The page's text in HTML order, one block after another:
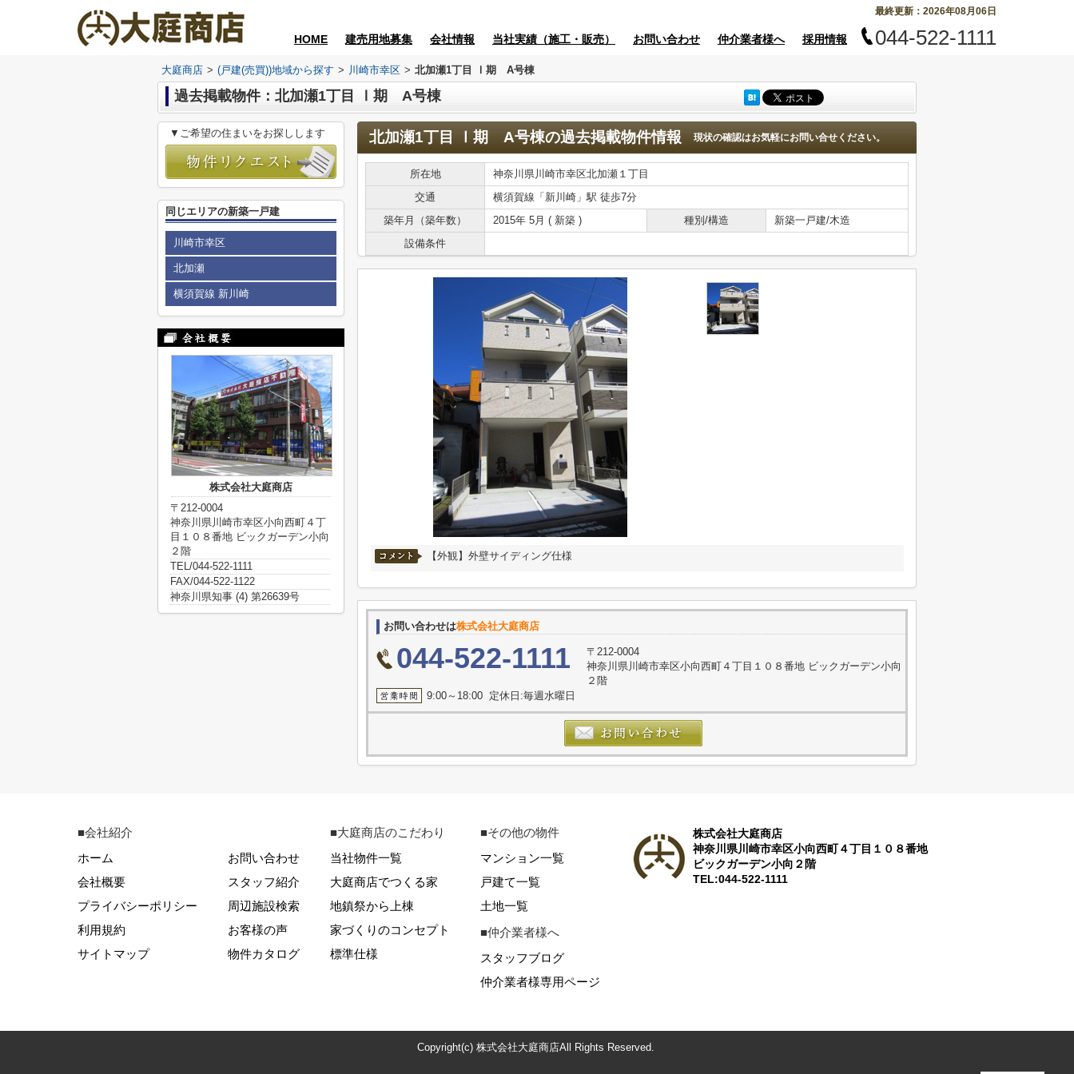
最終更新：2026年08月06日
HOME 建売用地募集 会社情報 当社実績（施工・販売） お問い合わせ 仲介業者様へ 採用情報 044-522-1111
大庭商店 > (戸建(売買))地域から探す > 川崎市幸区 > 北加瀬1丁目 Ⅰ期 A号棟
過去掲載物件：北加瀬1丁目 Ⅰ期 A号棟
北加瀬1丁目 Ⅰ期 A号棟の過去掲載物件情報 現状の確認はお気軽にお問い合せください。
所在地
神奈川県川崎市幸区北加瀬１丁目
交通
横須賀線「新川崎」駅 徒歩7分
築年月（築年数）
2015年 5月 ( 新築 ) 種別/構造
新築一戸建/木造
設備条件
【外観】外壁サイディング仕様
お問い合わせは株式会社大庭商店
044-522-1111
〒212-0004
神奈川県川崎市幸区小向西町４丁目１０８番地 ビックガーデン小向
２階
9:00～18:00 定休日:毎週水曜日
▼ご希望の住まいをお探しします
同じエリアの新築一戸建
川崎市幸区
北加瀬
横須賀線 新川崎
株式会社大庭商店
〒212-0004
神奈川県川崎市幸区小向西町４丁
目１０８番地 ビックガーデン小向
２階
TEL/044-522-1111
FAX/044-522-1122
神奈川県知事 (4) 第26639号
■会社紹介
ホーム
会社概要
プライバシーポリシー
利用規約
サイトマップ
お問い合わせ
スタッフ紹介
周辺施設検索
お客様の声
物件カタログ
■大庭商店のこだわり
当社物件一覧
大庭商店でつくる家
地鎮祭から上棟
家づくりのコンセプト
標準仕様
■その他の物件
マンション一覧
戸建て一覧
土地一覧
■仲介業者様へ
スタッフブログ
仲介業者様専用ページ
株式会社大庭商店
神奈川県川崎市幸区小向西町４丁目１０８番地
ビックガーデン小向２階
TEL:044-522-1111
Copyright(c) 株式会社大庭商店All Rights Reserved.